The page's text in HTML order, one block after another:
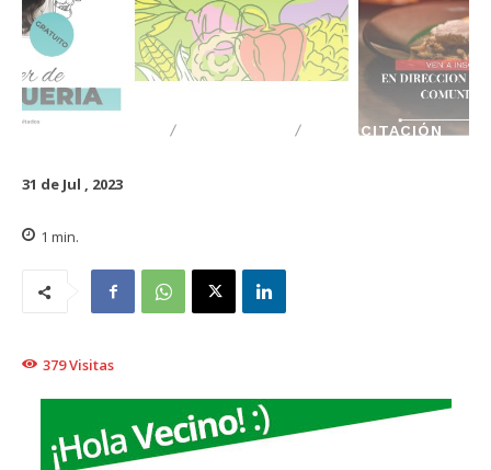
CAPACITACIÓN
31 de Jul , 2023
1 min.
379Visitas